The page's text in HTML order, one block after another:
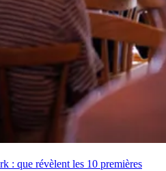
: que révèlent les 10 premières